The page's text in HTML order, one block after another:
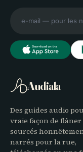
Audiala
Des guides audio
vraie façon de
sourcés
narrés pour la rue,